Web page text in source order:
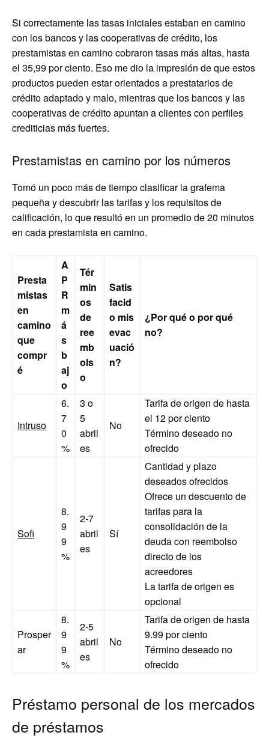
Si correctamente las tasas iniciales estaban en camino
con los bancos y las cooperativas de crédito, los
prestamistas en camino cobraron tasas más altas, hasta
el 35,99 por ciento. Eso me dio la impresión de que estos
productos pueden estar orientados a prestatarios de
crédito adaptado y malo, mientras que los bancos y las
cooperativas de crédito apuntan a clientes con perfiles
crediticias más fuertes.
Prestamistas en camino por los números
Tomó un poco más de tiempo clasificar la grafema
pequeña y descubrir las tarifas y los requisitos de
calificación, lo que resultó en un promedio de 20 minutos
en cada prestamista en camino.
Presta
mistas
en
camino
que
compr
é
A
P
R
m
á
s
b
aj
o
Tér
min
os
de
ree
mb
ols
o
Satis
facid
o mis
evac
uació
n?
¿Por qué o por qué
no?
Intruso
6.
7
0
%
3 o
5
abril
es
No
Tarifa de origen de hasta
el 12 por ciento
Término deseado no
ofrecido
Sofi
8.
9
9
%
2-7
abril
es
Sí
Cantidad y plazo
deseados ofrecidos
Ofrece un descuento de
tarifas para la
consolidación de la
deuda con reembolso
directo de los
acreedores
La tarifa de origen es
opcional
Prosper
ar
8.
9
9
%
2-5
abril
es
No
Tarifa de origen de hasta
9.99 por ciento
Término deseado no
ofrecido
Préstamo personal de los mercados
de préstamos